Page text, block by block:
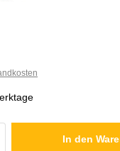
Gib den
In den